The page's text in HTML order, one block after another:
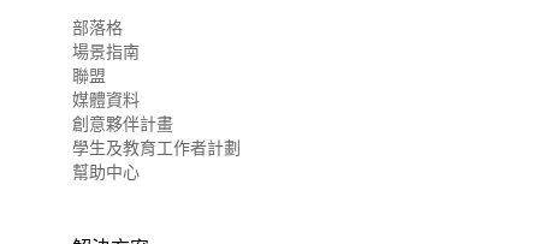
部落格
場景指南
聯盟
媒體資料
創意夥伴計畫
學生及教育工作者計劃
幫助中心